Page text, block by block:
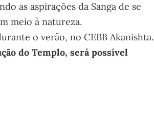
as aspirações da Sanga de se
meio à natureza.
o verão, no CEBB Akanishta.
do Templo, será possível